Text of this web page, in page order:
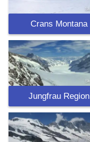
Crans Montana
Jungfrau Region